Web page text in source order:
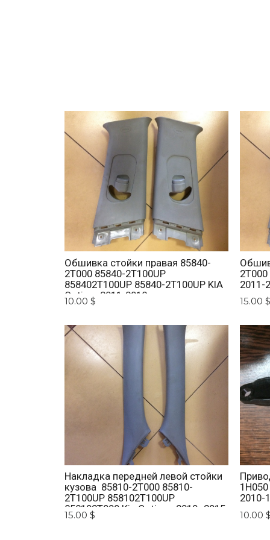
Обшивка стойки правая 85840-
2T000 85840-2T100UP
858402T100UP 85840-2T100UP KIA
Optima 2011-2018
10.00 $
2011-
15.00 $
Накладка передней левой стойки
кузова 85810-2T000 85810-
2T100UP 858102T100UP
858102T000 Kia Optima 2010 -2015.
15.00 $
2010-
10.00